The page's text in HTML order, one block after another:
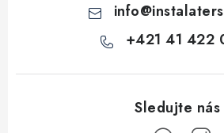
info@
+421 41 422